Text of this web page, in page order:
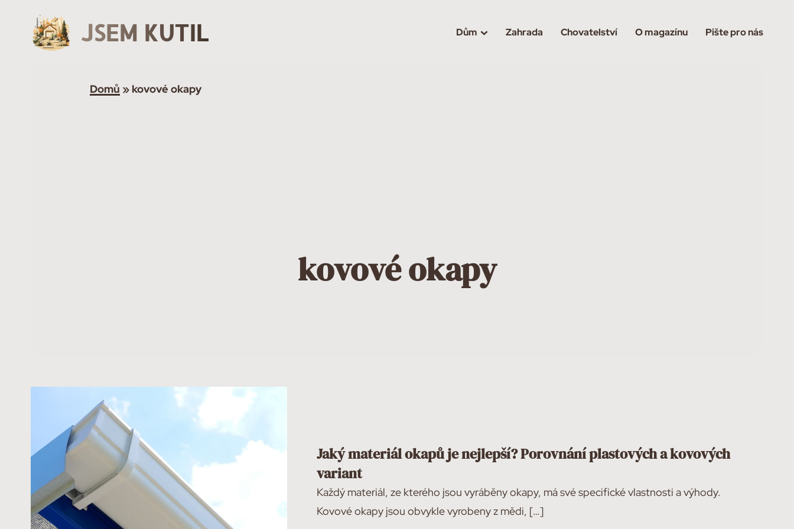
JSEM KUTIL Dům Zahrada Chovatelství O magazínu Pište pro nás
Domů » kovové okapy
kovové okapy
Jaký materiál okapů je nejlepší? Porovnání plastových a kovových
variant
Každý materiál, ze kterého jsou vyráběny okapy, má své specifické vlastnosti a výhody.
Kovové okapy jsou obvykle vyrobeny z mědi, […]